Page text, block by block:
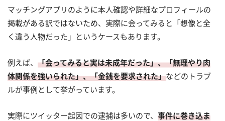
マッチングアプリのように本人確認や詳細なプロフィールの
掲載がある訳ではないため、実際に会ってみると「想像と全
く違う人物だった」というケースもあります。
例えば、 「会ってみると実は未成年だった」、「無理やり肉
体関係を強いられた」、「金銭を要求された」などのトラブ
ルが事例として挙がっています。
実際にツイッター起因での逮捕は多いので、 事件に巻き込ま